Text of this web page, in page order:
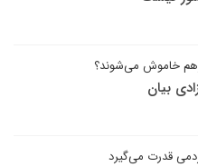
خاموش می‌شوند؟
بیان
قدرت می‌گیرد